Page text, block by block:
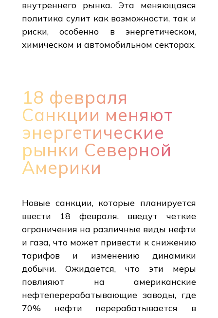
внутреннего рынка. Эта меняющаяся
политика сулит как возможности, так и
риски, особенно в энергетическом,
химическом и автомобильном секторах.
18 февраля
Санкции меняют
энергетические
рынки Северной
Америки
Новые санкции, которые планируется
ввести 18 февраля, введут четкие
ограничения на различные виды нефти
и газа, что может привести к снижению
тарифов и изменению динамики
добычи. Ожидается, что эти меры
повлияют на американские
нефтеперерабатывающие заводы, где
70% нефти перерабатывается в